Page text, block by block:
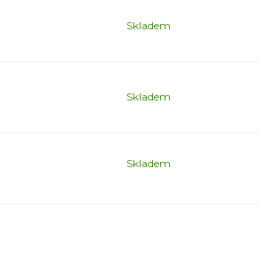
Skladem
Skladem
Skladem